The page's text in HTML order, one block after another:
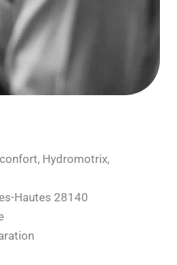
Hydromotrix,
Hautes 28140